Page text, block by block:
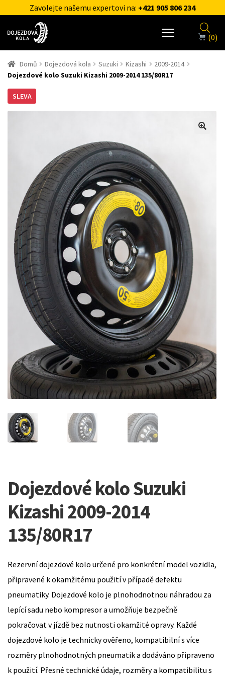
Zavolejte našemu expertovi na: +421 905 806 234
(0)
Domů Dojezdová kola Suzuki Kizashi
2009-2014
Dojezdové kolo Suzuki Kizashi 2009-2014 135/80R17
SLEVA
Dojezdové kolo Suzuki
Kizashi 2009-2014
135/80R17
Rezervní dojezdové kolo určené pro konkrétní model vozidla,
připravené k okamžitému použití v případě defektu
pneumatiky. Dojezdové kolo je plnohodnotnou náhradou za
lepící sadu nebo kompresor a umožňuje bezpečně
pokračovat v jízdě bez nutnosti okamžité opravy. Každé
dojezdové kolo je technicky ověřeno, kompatibilní s více
rozměry plnohodnotných pneumatik a dodáváno připraveno
k použití. Přesné technické údaje, rozměry a kompatibilitu s